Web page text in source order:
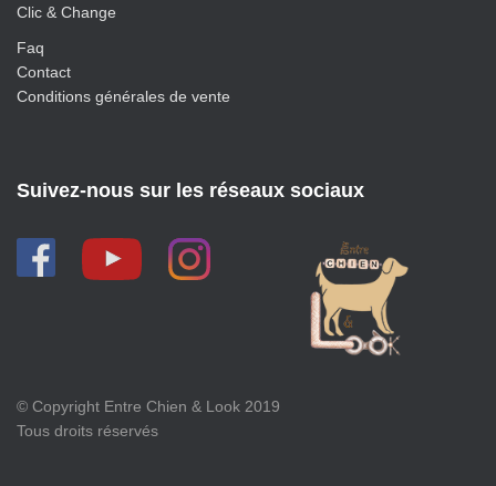
Clic & Change
Faq
Contact
Conditions générales de vente
Suivez-nous sur les réseaux sociaux
© Copyright Entre Chien & Look 2019
Tous droits réservés